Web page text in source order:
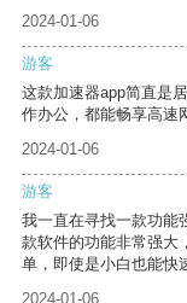
2024-01-06
游客
这款加速器app简直是
作办公，都能畅享高速
2024-01-06
游客
我一直在寻找一款功能
款软件的功能非常强大
单，即使是小白也能快
2024-01-06